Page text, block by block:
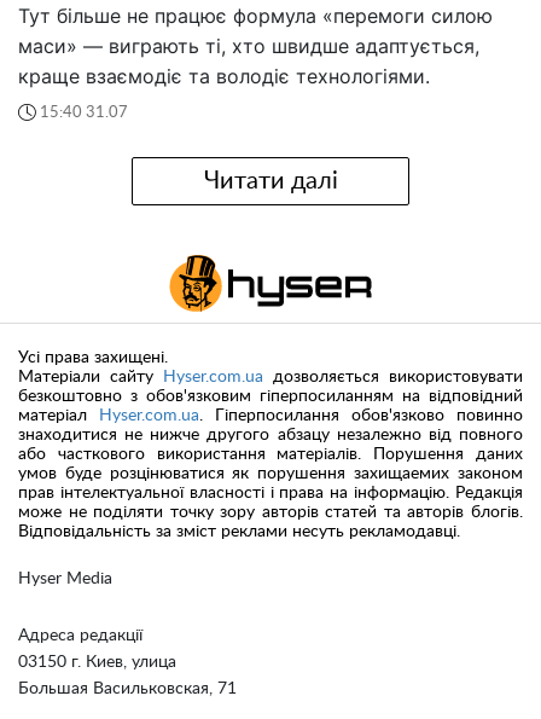
Тут більше не працює формула «перемоги силою
маси» — виграють ті, хто швидше адаптується,
краще взаємодіє та володіє технологіями.
15:40 31.07
Читати далі
Hyser Media
Адреса редакції
03150 г. Киев, улица
Большая Васильковская, 71
Усі права захищені.
Матеріали сайту
Hyser.com.ua дозволяється використовувати
безкоштовно з обов'язковим гіперпосиланням на відповідний
матеріал
Hyser.com.ua. Гіперпосилання обов'язково повинно
знаходитися не нижче другого абзацу незалежно від повного
або часткового використання матеріалів. Порушення даних
умов буде розцінюватися як порушення захищаемих законом
прав інтелектуальної власності і права на інформацію. Редакція
може не поділяти точку зору авторів статей та авторів блогів.
Відповідальність за зміст реклами несуть рекламодавці.